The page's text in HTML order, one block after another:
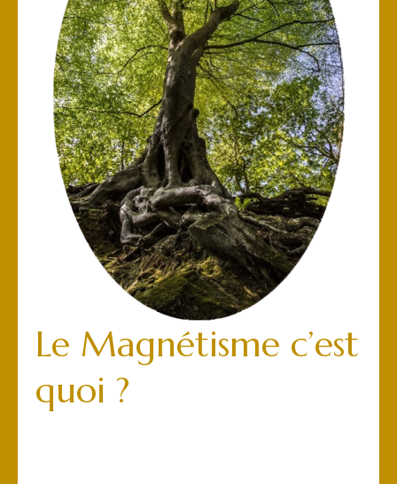
Le Magnétisme c’est
quoi ?